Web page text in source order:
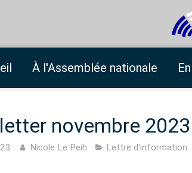
À l'Assemblée nationale
novembre 2023
Nicole Le Peih Lettre d'information